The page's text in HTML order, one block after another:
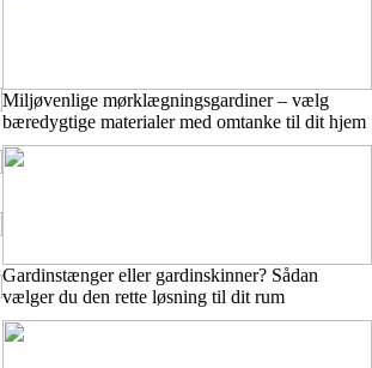
Miljøvenlige mørklægningsgardiner – vælg
bæredygtige materialer med omtanke til dit hjem
Gardinstænger eller gardinskinner? Sådan
vælger du den rette løsning til dit rum